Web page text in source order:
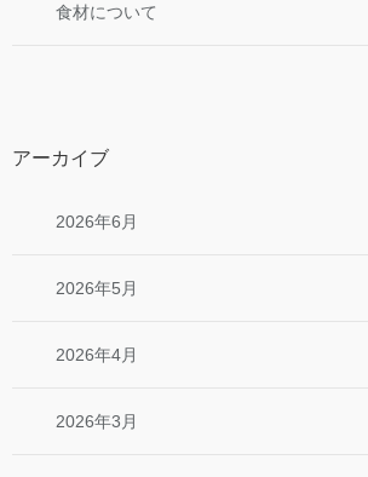
食材について
アーカイブ
2026年6月
2026年5月
2026年4月
2026年3月